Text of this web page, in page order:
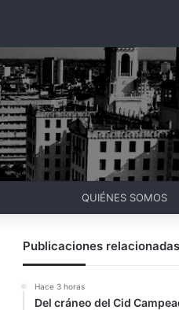
QUIÉNES SOMOS
Publicaciones relacionadas
Hace 3 horas
Del cráneo del Cid